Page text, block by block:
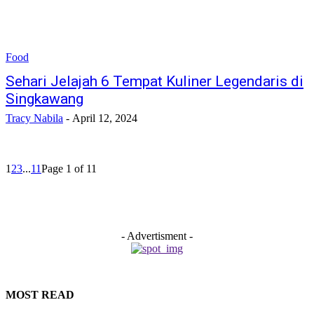
Food
Sehari Jelajah 6 Tempat Kuliner Legendaris di
Singkawang
Tracy Nabila - April 12, 2024
1 23...11Page 1 of 11
- Advertisment -
MOST READ